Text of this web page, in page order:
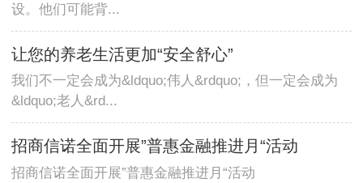
设。他们可能背...
让您的养老生活更加“安全舒心”
我们不一定会成为&ldquo;伟人&rdquo;，但一定会成为
&ldquo;老人&rd...
招商信诺全面开展”普惠金融推进月“活动
招商信诺全面开展”普惠金融推进月“活动